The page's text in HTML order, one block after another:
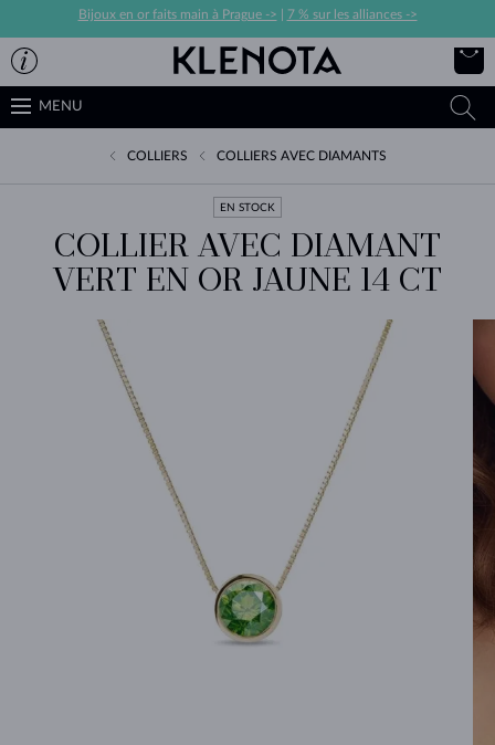
Bijoux en or faits main à Prague -> 7 % sur les alliances ->
MENU
COLLIERS COLLIERS AVEC DIAMANTS
EN STOCK
COLLIER AVEC DIAMANT
VERT EN OR JAUNE 14 CT